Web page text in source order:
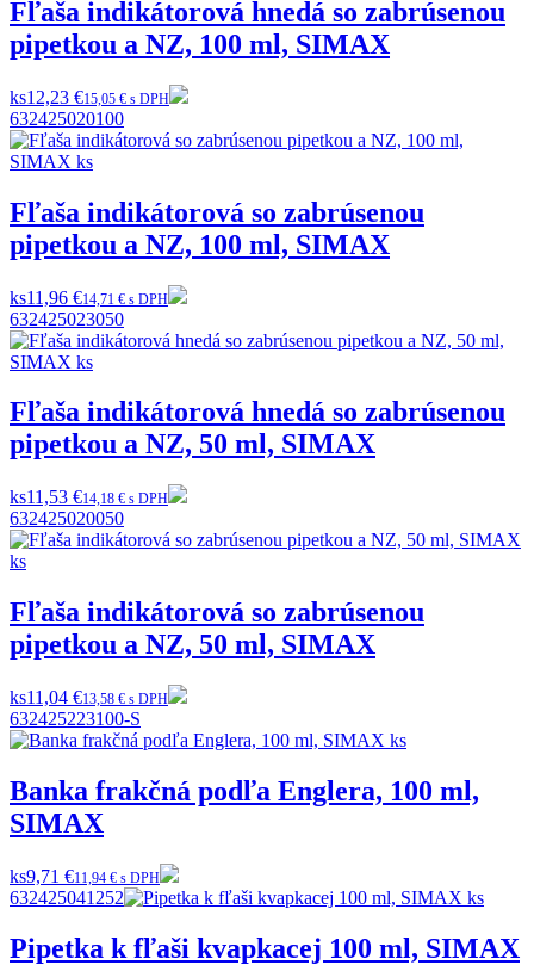
Fľaša indikátorová hnedá so zabrúsenou
pipetkou a NZ, 100 ml, SIMAX
ks12,23 €15,05 € s DPH
632425020100
Fľaša indikátorová so zabrúsenou
pipetkou a NZ, 100 ml, SIMAX
ks11,96 €14,71 € s DPH
632425023050
Fľaša indikátorová hnedá so zabrúsenou
pipetkou a NZ, 50 ml, SIMAX
ks11,53 €14,18 € s DPH
632425020050
Fľaša indikátorová so zabrúsenou
pipetkou a NZ, 50 ml, SIMAX
ks11,04 €13,58 € s DPH
632425223100-S
Banka frakčná podľa Englera, 100 ml,
SIMAX
ks9,71 €11,94 € s DPH
632425041252
Pipetka k fľaši kvapkacej 100 ml, SIMAX